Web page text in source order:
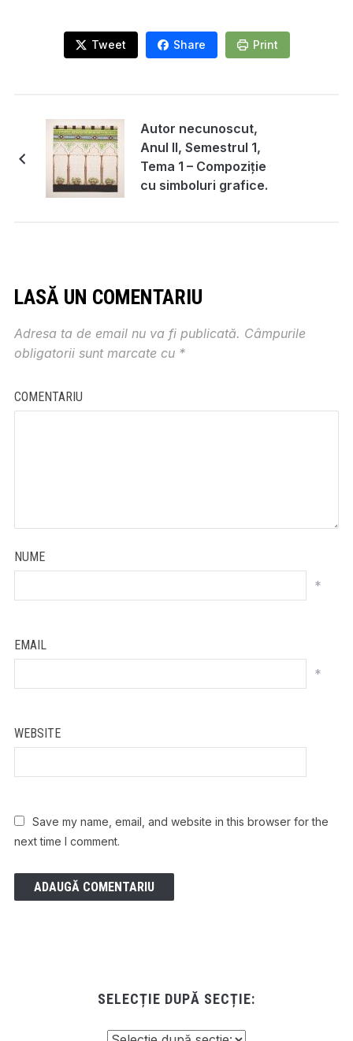
Tweet Share Print
Autor necunoscut,
Anul II, Semestrul 1,
Tema 1 – Compoziție
cu simboluri grafice.
LASĂ UN COMENTARIU
Adresa ta de email nu va fi publicată. Câmpurile
obligatorii sunt marcate cu *
COMENTARIU
NUME
*
EMAIL
*
WEBSITE
Save my name, email, and website in this browser for the
next time I comment.
SELECȚIE DUPĂ SECȚIE: